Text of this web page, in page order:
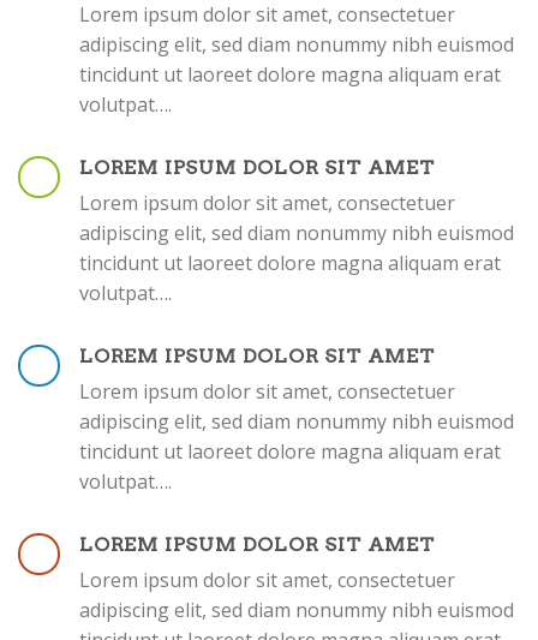
Lorem ipsum dolor sit amet, consectetuer
adipiscing elit, sed diam nonummy nibh euismod
tincidunt ut laoreet dolore magna aliquam erat
volutpat….
LOREM IPSUM DOLOR SIT AMET
Lorem ipsum dolor sit amet, consectetuer
adipiscing elit, sed diam nonummy nibh euismod
tincidunt ut laoreet dolore magna aliquam erat
volutpat….
LOREM IPSUM DOLOR SIT AMET
Lorem ipsum dolor sit amet, consectetuer
adipiscing elit, sed diam nonummy nibh euismod
tincidunt ut laoreet dolore magna aliquam erat
volutpat….
LOREM IPSUM DOLOR SIT AMET
Lorem ipsum dolor sit amet, consectetuer
adipiscing elit, sed diam nonummy nibh euismod